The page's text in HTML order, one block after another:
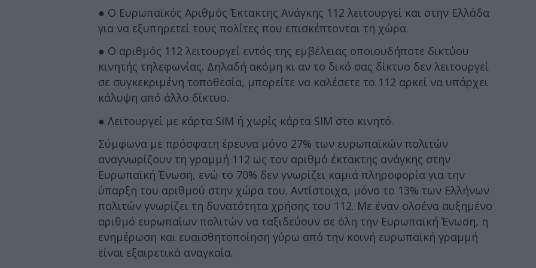
● Ο Ευρωπαϊκός Αριθμός Έκτακτης Ανάγκης 112 λειτουργεί και στην Ελλάδα
για να εξυπηρετεί τους πολίτες που επισκέπτονται τη χώρα
● Ο αριθμός 112 λειτουργεί εντός της εμβέλειας οποιουδήποτε δικτύου
κινητής τηλεφωνίας. Δηλαδή ακόμη κι αν το δικό σας δίκτυο δεν λειτουργεί
σε συγκεκριμένη τοποθεσία, μπορείτε να καλέσετε το 112 αρκεί να υπάρχει
κάλυψη από άλλο δίκτυο.
● Λειτουργεί με κάρτα SIM ή χωρίς κάρτα SIM στο κινητό.
Σύμφωνα με πρόσφατη έρευνα μόνο 27% των ευρωπαϊκών πολιτών
αναγνωρίζουν τη γραμμή 112 ως τον αριθμό έκτακτης ανάγκης στην
Ευρωπαϊκή Ένωση, ενώ το 70% δεν γνωρίζει καμιά πληροφορία για την
ύπαρξη του αριθμού στην χώρα του. Αντίστοιχα, μόνο το 13% των Ελλήνων
πολιτών γνωρίζει τη δυνατότητα χρήσης του 112. Με έναν ολοένα αυξημένο
αριθμό ευρωπαίων πολιτών να ταξιδεύουν σε όλη την Ευρωπαϊκή Ένωση, η
ενημέρωση και ευαισθητοποίηση γύρω από την κοινή ευρωπαϊκή γραμμή
είναι εξαιρετικά αναγκαία.